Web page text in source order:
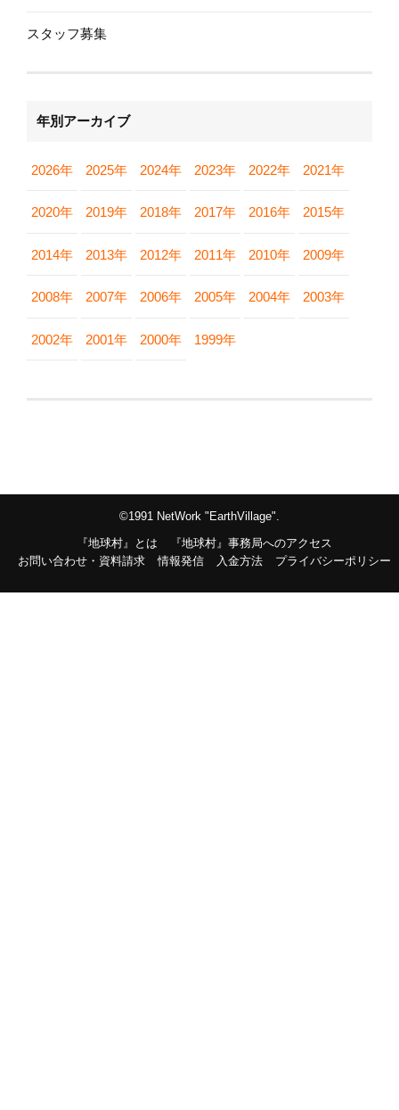
スタッフ募集
年別アーカイブ
2026年 2025年 2024年 2023年 2022年 2021年
2020年 2019年 2018年 2017年 2016年 2015年
2014年 2013年 2012年 2011年 2010年 2009年
2008年 2007年 2006年 2005年 2004年 2003年
2002年 2001年 2000年 1999年
©1991 NetWork "EarthVillage".
『地球村』とは
『地球村』事務局へのアクセス
お問い合わせ・資料請求
情報発信 入金方法 プライバシーポリシー